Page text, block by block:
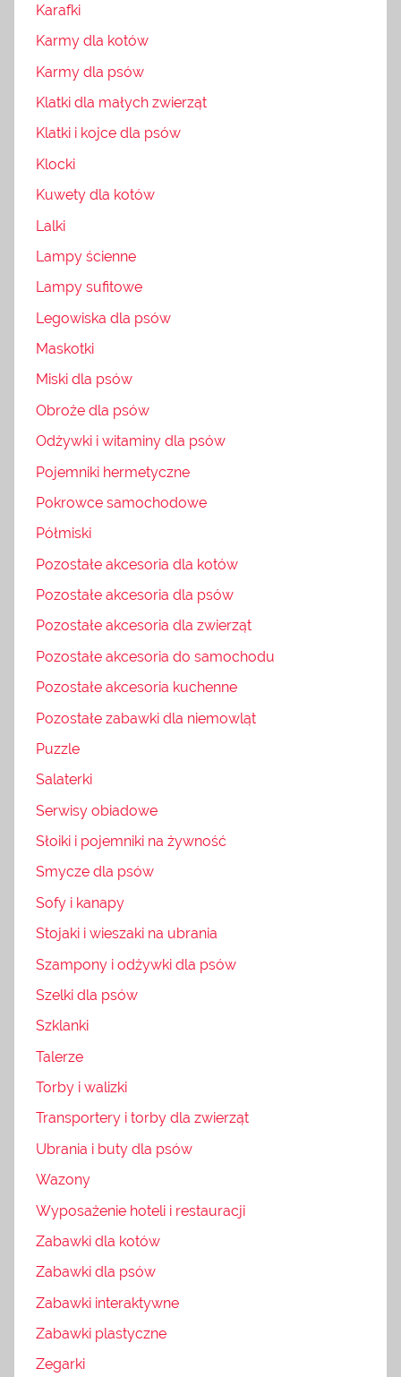
Karafki
Karmy dla kotów
Karmy dla psów
Klatki dla małych zwierząt
Klatki i kojce dla psów
Klocki
Kuwety dla kotów
Lalki
Lampy ścienne
Lampy sufitowe
Legowiska dla psów
Maskotki
Miski dla psów
Obroże dla psów
Odżywki i witaminy dla psów
Pojemniki hermetyczne
Pokrowce samochodowe
Półmiski
Pozostałe akcesoria dla kotów
Pozostałe akcesoria dla psów
Pozostałe akcesoria dla zwierząt
Pozostałe akcesoria do samochodu
Pozostałe akcesoria kuchenne
Pozostałe zabawki dla niemowląt
Puzzle
Salaterki
Serwisy obiadowe
Słoiki i pojemniki na żywność
Smycze dla psów
Sofy i kanapy
Stojaki i wieszaki na ubrania
Szampony i odżywki dla psów
Szelki dla psów
Szklanki
Talerze
Torby i walizki
Transportery i torby dla zwierząt
Ubrania i buty dla psów
Wazony
Wyposażenie hoteli i restauracji
Zabawki dla kotów
Zabawki dla psów
Zabawki interaktywne
Zabawki plastyczne
Zegarki